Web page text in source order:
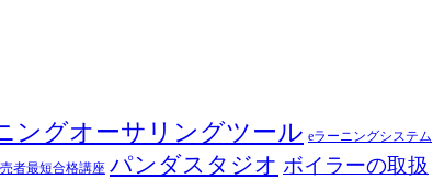
ングオーサリングツール eラーニングシステム
者最短合格講座 パンダスタジオ ボイラーの取扱